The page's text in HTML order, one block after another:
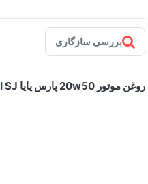
بررسی سازگاری
روغن موتور 20w50 پارس پایا API SJ حجم 4 لیتر